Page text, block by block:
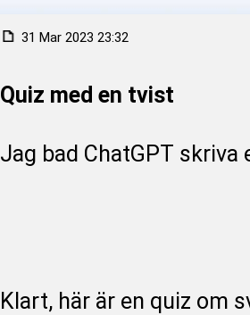
31 Mar 2023 23:32
Quiz med en tvist
Jag bad ChatGPT skriva
Klart, här är en quiz om